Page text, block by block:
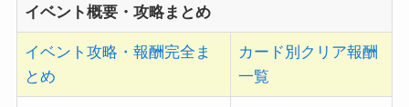
イベント概要・攻略まとめ
イベント攻略・報酬完全ま
とめ
カード別クリア報酬
一覧